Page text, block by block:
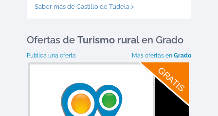
Saber más de Castillo de Tudela >
Ofertas de Turismo ruralen Grado
Publica una oferta Más ofertas en Grado
GRATIS